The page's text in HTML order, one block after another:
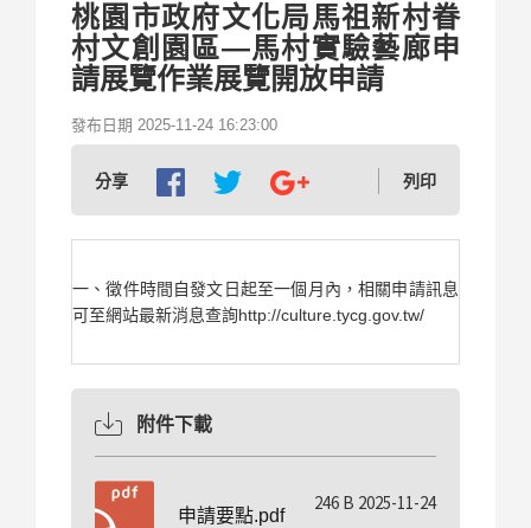
桃園市政府文化局馬祖新村眷
村文創園區—馬村實驗藝廊申
請展覽作業展覽開放申請
發布日期 2025-11-24 16:23:00
分享 列印
一、徵件時間自發文日起至一個月內，相關申請訊息
可至網站最新消息查詢http://culture.tycg.gov.tw/
附件下載
申請要點.pdf
246 B 2025-11-24